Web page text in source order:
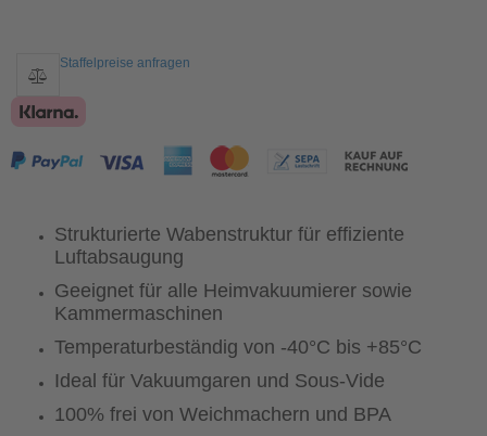
Staffelpreise anfragen
Strukturierte Wabenstruktur für effiziente
Luftabsaugung
Geeignet für alle Heimvakuumierer sowie
Kammermaschinen
Temperaturbeständig von -40°C bis +85°C
Ideal für Vakuumgaren und Sous-Vide
100% frei von Weichmachern und BPA